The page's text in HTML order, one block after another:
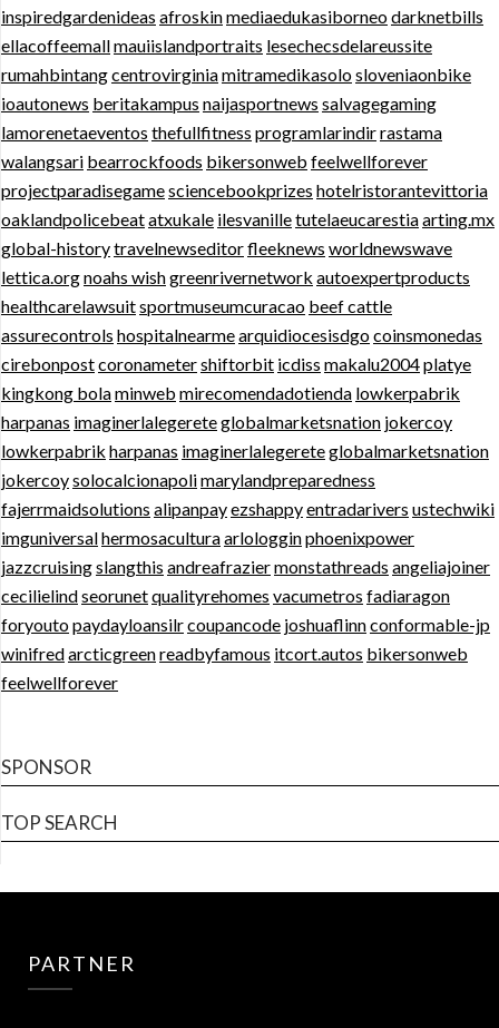
inspiredgardenideas afroskinmediaedukasiborneodarknetbills
ellacoffeemallmauiislandportraits lesechecsdelareussite
rumahbintangcentrovirginiamitramedikasolosloveniaonbike
ioautonews beritakampus naijasportnews salvagegaming
lamorenetaeventos thefullfitness programlarindirrastama
walangsari bearrockfoods bikersonweb feelwellforever
projectparadisegamesciencebookprizes hotelristorantevittoria
oaklandpolicebeatatxukale ilesvanilletutelaeucarestiaarting.mx
global-historytravelnewseditorfleeknews worldnewswave
lettica.orgnoahs wishgreenrivernetwork autoexpertproducts
healthcarelawsuitsportmuseumcuracao beef cattle
assurecontrols hospitalnearmearquidiocesisdgocoinsmonedas
cirebonpostcoronametershiftorbit icdiss makalu2004platye
kingkong bolaminweb mirecomendadotienda lowkerpabrik
harpanas imaginerlalegereteglobalmarketsnation jokercoy
lowkerpabrik harpanas imaginerlalegereteglobalmarketsnation
jokercoysolocalcionapolimarylandpreparedness
fajerrmaidsolutions alipanpayezshappyentradarivers ustechwiki
imguniversalhermosaculturaarlologginphoenixpower
jazzcruisingslangthis andreafraziermonstathreads angeliajoiner
cecilielindseorunetqualityrehomes vacumetros fadiaragon
foryoutopaydayloansilrcoupancode joshuaflinnconformable-jp
winifredarcticgreenreadbyfamous itcort.autos bikersonweb
feelwellforever
SPONSOR
TOP SEARCH
PARTNER